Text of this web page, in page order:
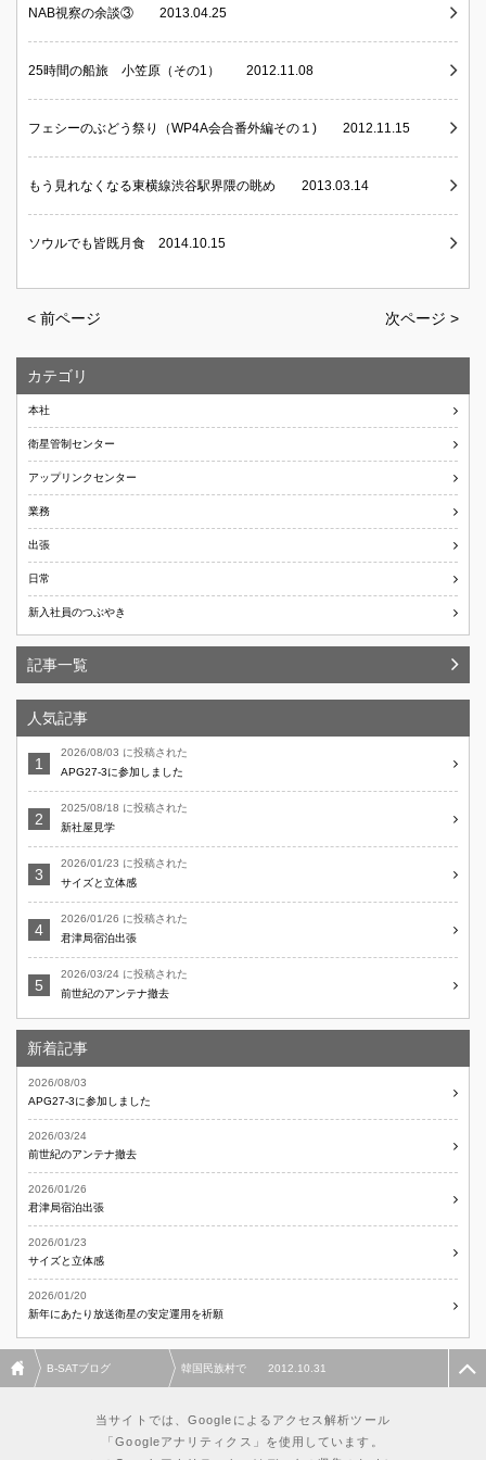
NAB視察の余談③ 2013.04.25
25時間の船旅 小笠原（その1） 2012.11.08
フェシーのぶどう祭り（WP4A会合番外編その１) 2012.11.15
もう見れなくなる東横線渋谷駅界隈の眺め 2013.03.14
ソウルでも皆既月食 2014.10.15
< 前ページ 次ページ >
カテゴリ
本社
衛星管制センター
アップリンクセンター
業務
出張
日常
新入社員のつぶやき
記事一覧
人気記事
2026/08/03 に投稿された
APG27-3に参加しました
2025/08/18 に投稿された
新社屋見学
2026/01/23 に投稿された
サイズと立体感
2026/01/26 に投稿された
君津局宿泊出張
2026/03/24 に投稿された
前世紀のアンテナ撤去
新着記事
2026/08/03
APG27-3に参加しました
2026/03/24
前世紀のアンテナ撤去
2026/01/26
君津局宿泊出張
2026/01/23
サイズと立体感
2026/01/20
新年にあたり放送衛星の安定運用を祈願
B-SATブログ 韓国民族村で 2012.10.31
当サイトでは、Googleによるアクセス解析ツール
「Googleアナリティクス」を使用しています。